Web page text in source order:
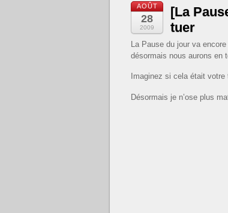
AOÛT
28
2009
[La
tuer
La Pause du jour va
désormais nous aurons en
Imaginez si cela était
Désormais je n’ose plus